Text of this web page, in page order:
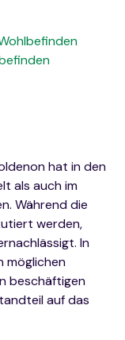
hat in den
als auch im
Während die
werden,
In
möglichen
beschäftigen
auf das